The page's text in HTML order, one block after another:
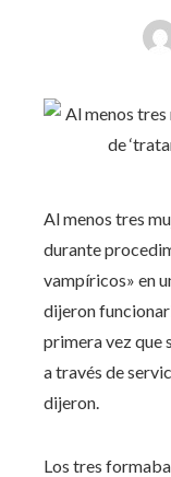
Al menos tres
durante
vampíricos» en
dijeron
primera vez que
a través de
dijeron.
Los tres